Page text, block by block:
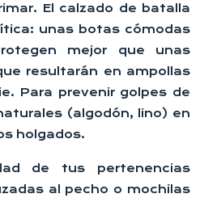
El calzado de batalla
unas botas cómodas
mejor que unas
resultarán en ampollas
Para prevenir golpes de
(algodón, lino) en
holgados.
de tus pertenencias
al pecho o mochilas